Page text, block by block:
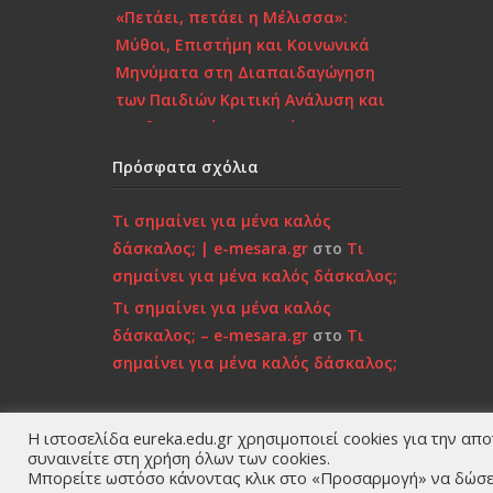
«Πετάει, πετάει η Μέλισσα»:
Μύθοι, Επιστήμη και Κοινωνικά
Μηνύματα στη Διαπαιδαγώγηση
των Παιδιών Κριτική Ανάλυση και
Παιδαγωγικές Προεκτάσεις
Το πορτραίτο μιας
Σχολιασμός στη Σύγχρονη
Πραγματικότητα
Επιστροφή στην Παιδικότητα
“τώρα”..!
Χτίζοντας την Ψυχική
Πρόσφατα σχόλια
Τι σημαίνει για μένα καλός
δάσκαλος; | e-mesara.gr στο Τι
σημαίνει για μένα καλός δάσκαλος;
Τι σημαίνει για μένα καλός
δάσκαλος; – e-mesara.gr στο Τι
σημαίνει για μένα καλός δάσκαλος;
Ποιοι
Η ιστοσελίδα eureka.edu.gr χρησιμοποιεί cookies για την
συναινείτε στη χρήση όλων των cookies.
Μπορείτε ωστόσο κάνοντας κλικ στο «Προσαρμογή» να